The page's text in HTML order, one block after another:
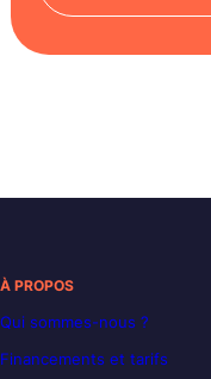
À PROPOS
Qui sommes-nous ?
Financements et tarifs